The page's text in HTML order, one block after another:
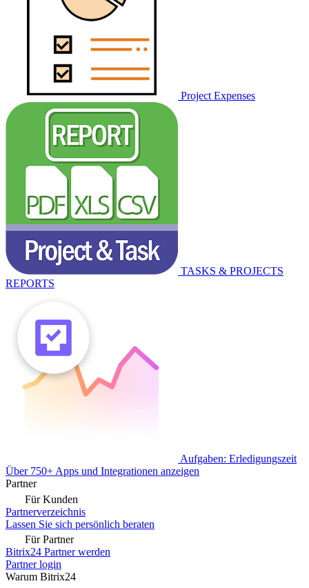
Project Expenses
TASKS & PROJECTS
REPORTS
Aufgaben: Erledigungszeit
Über 750+ Apps und Integrationen anzeigen
Partner
Für Kunden
Partnerverzeichnis
Lassen Sie sich persönlich beraten
Für Partner
Bitrix24 Partner werden
Partner login
Warum Bitrix24